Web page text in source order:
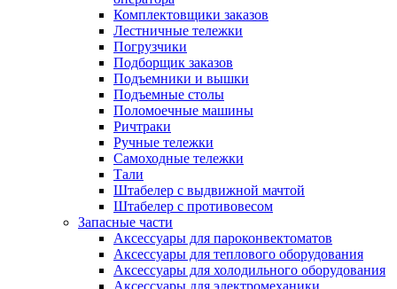
Комплектовщики заказов
Лестничные тележки
Погрузчики
Подборщик заказов
Подъемники и вышки
Подъемные столы
Поломоечные машины
Ричтраки
Ручные тележки
Самоходные тележки
Тали
Штабелер с выдвижной мачтой
Штабелер с противовесом
Запасные части
Аксессуары для пароконвектоматов
Аксессуары для теплового оборудования
Аксессуары для холодильного оборудования
Аксессуары для электромеханики